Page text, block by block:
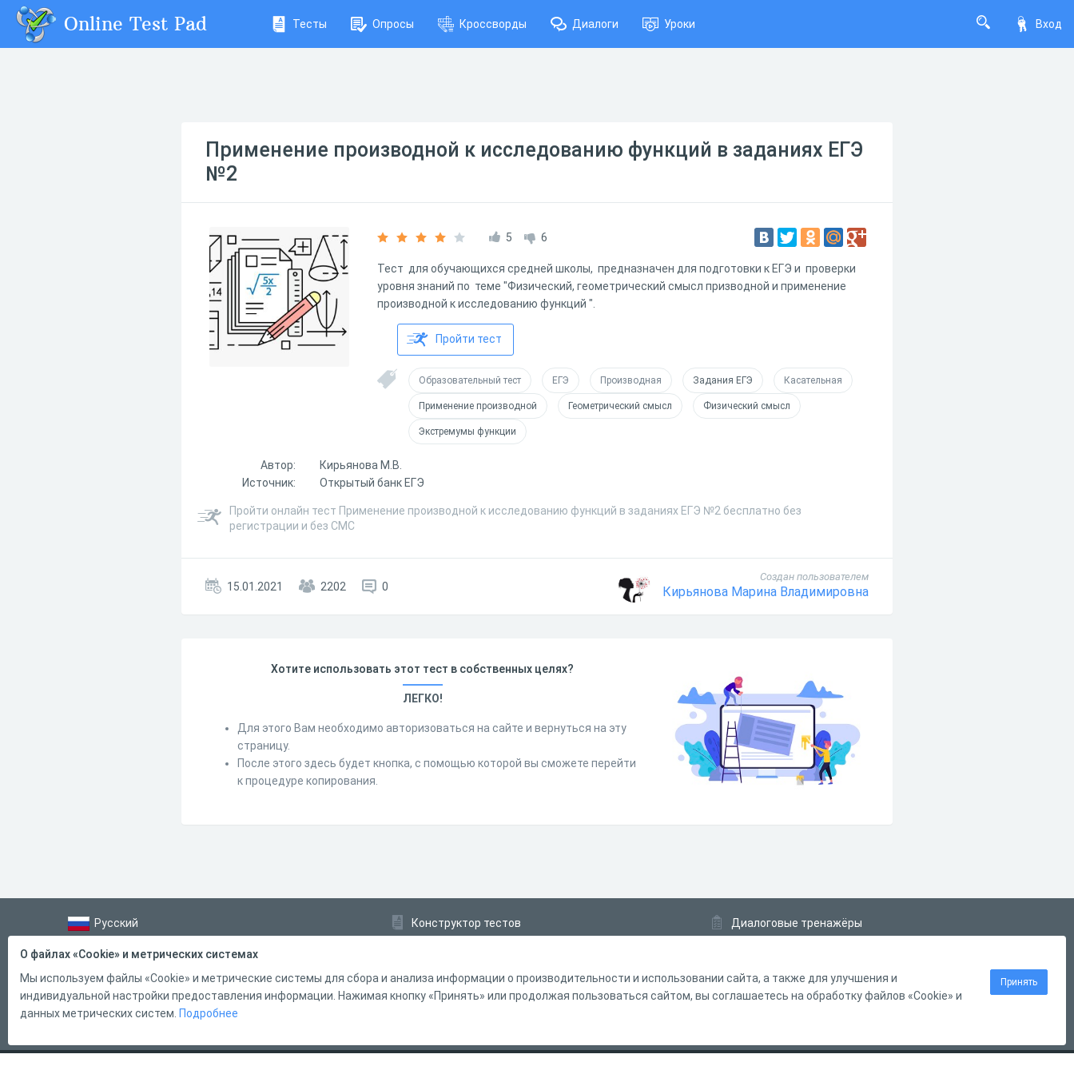
Вход
Online Test Pad Тесты Опросы Кроссворды Диалоги Уроки
Применение производной к исследованию функций в заданиях ЕГЭ
№2
5 6
Тест для обучающихся средней школы, предназначен для подготовки к ЕГЭ и проверки
уровня знаний по теме "Физический, геометрический смысл призводной и применение
производной к исследованию функций ".
Пройти тест
Образовательный тест ЕГЭ Производная Задания ЕГЭ Касательная
Применение производной Геометрический смысл Физический смысл
Экстремумы функции
Автор:
Кирьянова М.В.
Источник:
Открытый банк ЕГЭ
Пройти онлайн тест Применение производной к исследованию функций в заданиях ЕГЭ №2 бесплатно без
регистрации и без СМС
15.01.2021 2202 0
Создан пользователем
Кирьянова Марина Владимировна
Хотите использовать этот тест в собственных целях?
ЛЕГКО!
Для этого Вам необходимо авторизоваться на сайте и вернуться на эту
страницу.
После этого здесь будет кнопка, с помощью которой вы сможете перейти
к процедуре копирования.
Русский
Справка
Форма обратной связи
Контакты
Конструктор тестов
Конструктор кроссвордов
Диалоговые тренажёры
Система Дистанционного Обучения
О файлах «Cookie» и метрических системах
Мы используем файлы «Cookie» и метрические системы для сбора и анализа информации о производительности и использовании сайта, а также для улучшения и
индивидуальной настройки предоставления информации. Нажимая кнопку «Принять» или продолжая пользоваться сайтом, вы соглашаетесь на обработку файлов «Cookie» и
данных метрических систем. Подробнее
Принять